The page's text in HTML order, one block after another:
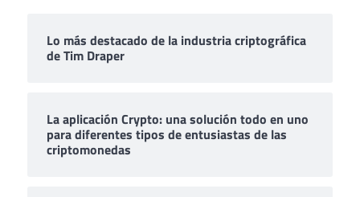
Lo más destacado de la industria criptográfica
de Tim Draper
La aplicación Crypto: una solución todo en uno
para diferentes tipos de entusiastas de las
criptomonedas